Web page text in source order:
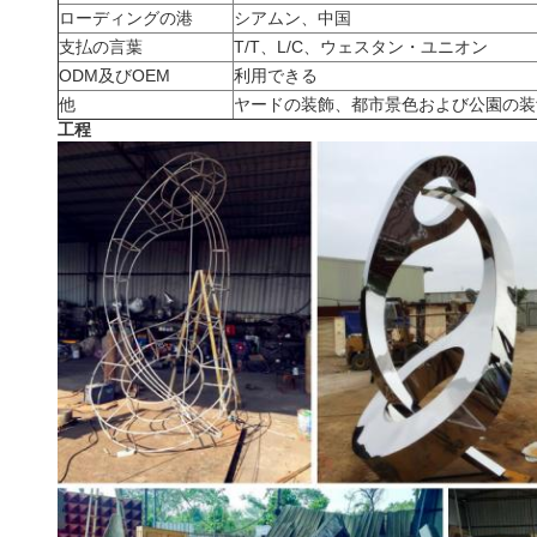
ローディングの港
シアムン、中国
支払の言葉
T/T、L/C、ウェスタン・ユニオン
ODM及びOEM
利用できる
他
ヤードの装飾、都市景色および公園の
工程